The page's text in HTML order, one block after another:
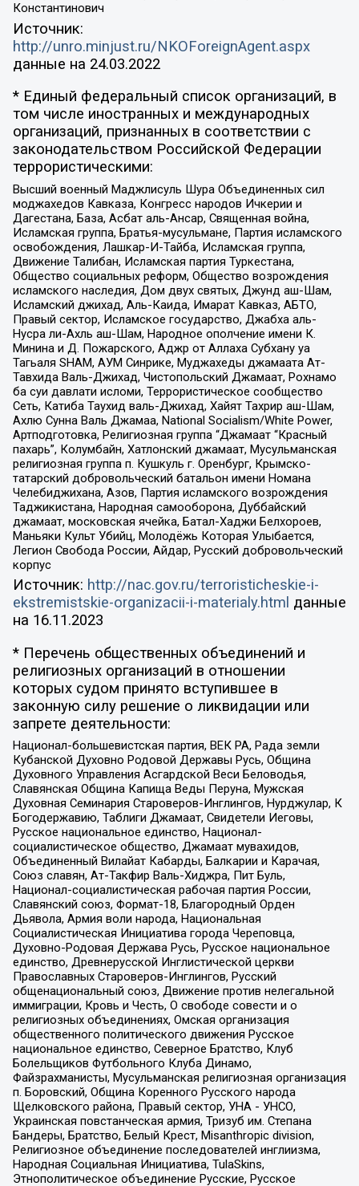
Константинович
Источник:
http://unro.minjust.ru/NKOForeignAgent.aspx
данные на 24.03.2022
* Единый федеральный список организаций, в
том числе иностранных и международных
организаций, признанных в соответствии с
законодательством Российской Федерации
террористическими:
Высший военный Маджлисуль Шура Объединенных сил
моджахедов Кавказа, Конгресс народов Ичкерии и
Дагестана, База, Асбат аль-Ансар, Священная война,
Исламская группа, Братья-мусульмане, Партия исламского
освобождения, Лашкар-И-Тайба, Исламская группа,
Движение Талибан, Исламская партия Туркестана,
Общество социальных реформ, Общество возрождения
исламского наследия, Дом двух святых, Джунд аш-Шам,
Исламский джихад, Аль-Каида, Имарат Кавказ, АБТО,
Правый сектор, Исламское государство, Джабха аль-
Нусра ли-Ахль аш-Шам, Народное ополчение имени К.
Минина и Д. Пожарского, Аджр от Аллаха Субхану уа
Тагьаля SHAM, АУМ Синрике, Муджахеды джамаата Ат-
Тавхида Валь-Джихад, Чистопольский Джамаат, Рохнамо
ба суи давлати исломи, Террористическое сообщество
Сеть, Катиба Таухид валь-Джихад, Хайят Тахрир аш-Шам,
Ахлю Сунна Валь Джамаа, National Socialism/White Power,
Артподготовка, Религиозная группа “Джамаат “Красный
пахарь”, Колумбайн, Хатлонский джамаат, Мусульманская
религиозная группа п. Кушкуль г. Оренбург, Крымско-
татарский добровольческий батальон имени Номана
Челебиджихана, Азов, Партия исламского возрождения
Таджикистана, Народная самооборона, Дуббайский
джамаат, московская ячейка, Батал-Хаджи Белхороев,
Маньяки Культ Убийц, Молодёжь Которая Улыбается,
Легион Свобода России, Айдар, Русский добровольческий
корпус
Источник: http://nac.gov.ru/terroristicheskie-i-
ekstremistskie-organizacii-i-materialy.html данные
на 16.11.2023
* Перечень общественных объединений и
религиозных организаций в отношении
которых судом принято вступившее в
законную силу решение о ликвидации или
запрете деятельности:
Национал-большевистская партия, ВЕК РА, Рада земли
Кубанской Духовно Родовой Державы Русь, Община
Духовного Управления Асгардской Веси Беловодья,
Славянская Община Капища Веды Перуна, Мужская
Духовная Семинария Староверов-Инглингов, Нурджулар, К
Богодержавию, Таблиги Джамаат, Свидетели Иеговы,
Русское национальное единство, Национал-
социалистическое общество, Джамаат мувахидов,
Объединенный Вилайат Кабарды, Балкарии и Карачая,
Союз славян, Ат-Такфир Валь-Хиджра, Пит Буль,
Национал-социалистическая рабочая партия России,
Славянский союз, Формат-18, Благородный Орден
Дьявола, Армия воли народа, Национальная
Социалистическая Инициатива города Череповца,
Духовно-Родовая Держава Русь, Русское национальное
единство, Древнерусской Инглистической церкви
Православных Староверов-Инглингов, Русский
общенациональный союз, Движение против нелегальной
иммиграции, Кровь и Честь, О свободе совести и о
религиозных объединениях, Омская организация
общественного политического движения Русское
национальное единство, Северное Братство, Клуб
Болельщиков Футбольного Клуба Динамо,
Файзрахманисты, Мусульманская религиозная организация
п. Боровский, Община Коренного Русского народа
Щелковского района, Правый сектор, УНА - УНСО,
Украинская повстанческая армия, Тризуб им. Степана
Бандеры, Братство, Белый Крест, Misanthropic division,
Религиозное объединение последователей инглиизма,
Народная Социальная Инициатива, TulaSkins,
Этнополитическое объединение Русские, Русское